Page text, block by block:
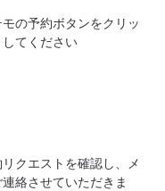
の予約ボタンをクリッ
てください
クエストを確認し、メ
絡させていただきま